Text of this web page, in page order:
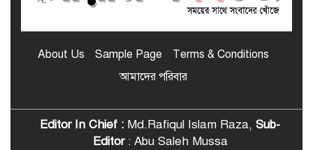
শিবচরে আত্মপ্রকাশ হলো “শিবচর পোস্ট
অ্যালায়েন্স”
অভিযোগ, পুড়ে ছাই ঘরবাড়ি ও
মালামাল
About Us Sample Page
Terms & Conditions
আমাদের পরিবার
Editor In Chief : Md.Rafiqul Islam Raza, Sub-
Editor: Abu Saleh Mussa